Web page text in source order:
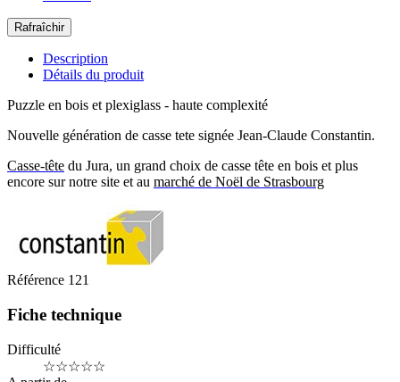
Description
Détails du produit
Puzzle en bois et plexiglass - haute complexité
Nouvelle génération de casse tete signée Jean-Claude Constantin.
Casse-tête du Jura, un grand choix de casse tête en bois et plus
encore sur notre site et au marché de Noël de Strasbourg
Référence 121
Fiche technique
Difficulté
☆☆☆☆☆